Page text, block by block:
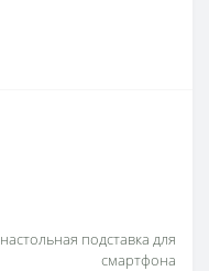
настольная подставка для
смартфона